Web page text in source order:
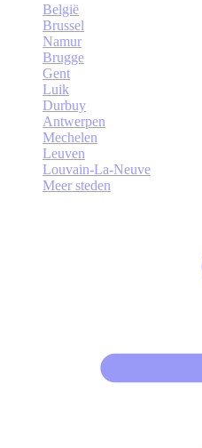
België
Brussel
Namur
Brugge
Gent
Luik
Durbuy
Antwerpen
Mechelen
Leuven
Louvain-La-Neuve
Meer steden